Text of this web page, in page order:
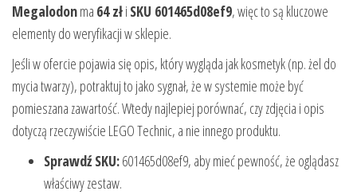
Megalodonma 64 złi SKU 601465d08ef9, więc to są kluczowe
elementy do weryfikacji w sklepie.
Jeśli w ofercie pojawia się opis, który wygląda jak kosmetyk (np. żel do
mycia twarzy), potraktuj to jako sygnał, że w systemie może być
pomieszana zawartość. Wtedy najlepiej porównać, czy zdjęcia i opis
dotyczą rzeczywiście LEGO Technic, a nie innego produktu.
Sprawdź SKU:601465d08ef9, aby mieć pewność, że oglądasz
właściwy zestaw.